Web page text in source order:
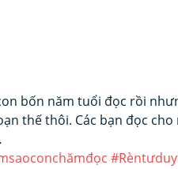
bốn năm tuổi đọc rồi
thế thôi. Các bạn đọc